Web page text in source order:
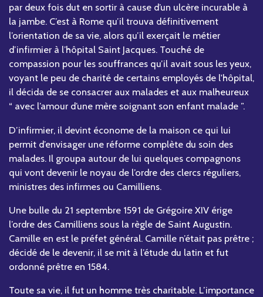
par deux fois dut en sortir à cause d’un ulcère incurable à
la jambe. C’est à Rome qu’il trouva définitivement
l’orientation de sa vie, alors qu’il exerçait le métier
d’infirmier à l’hôpital Saint Jacques. Touché de
compassion pour les souffrances qu’il avait sous les yeux,
voyant le peu de charité de certains employés de l'hôpital,
il décida de se consacrer aux malades et aux malheureux
“ avec l’amour d’une mère soignant son enfant malade ”.
D’infirmier, il devint économe de la maison ce qui lui
permit d’envisager une réforme complète du soin des
malades. Il groupa autour de lui quelques compagnons
qui vont devenir le noyau de l’ordre des clercs réguliers,
ministres des infirmes ou Camilliens.
Une bulle du 21 septembre 1591 de Grégoire XIV érige
l’ordre des Camilliens sous la règle de Saint Augustin.
Camille en est le préfet général. Camille n’était pas prêtre ;
décidé de le devenir, il se mit à l’étude du latin et fut
ordonné prêtre en 1584.
Toute sa vie, il fut un homme très charitable. L’importance